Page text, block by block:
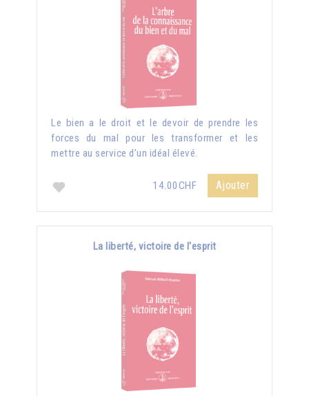
Le bien a le droit et le devoir de prendre les
forces du mal pour les transformer et les
mettre au service d’un idéal élevé.
14.00CHF Ajouter
La liberté, victoire de l'esprit